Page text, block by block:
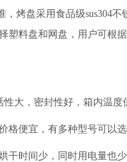
，烤盘采用食品级sus304不
塑料盘和网盘，用户可根
大，密封性好，箱内温度
格便宜，有多种型号可以
干时间少，同时用电量也